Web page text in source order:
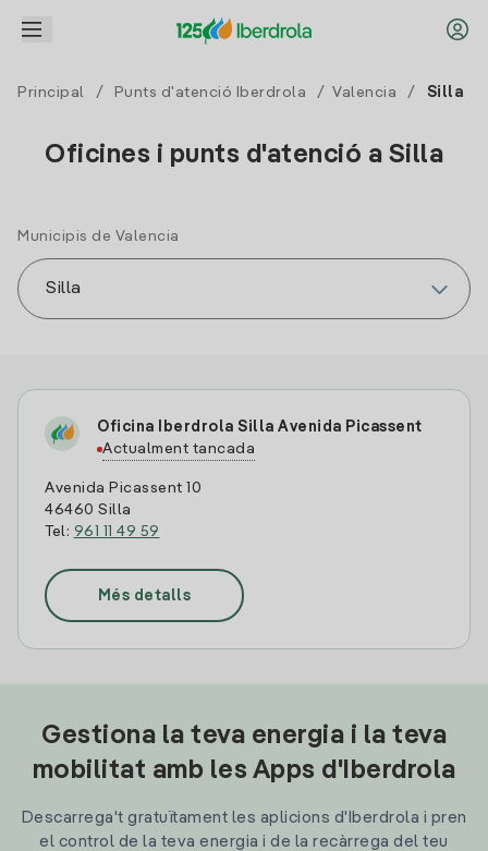
Principal / Punts d'atenció Iberdrola / Valencia / Silla
Oficines i punts d'atenció a Silla
Municipis de Valencia
Oficina Iberdrola Silla Avenida Picassent
Actualment tancada
Avenida Picassent 10
46460 Silla
Tel: 961 11 49 59
Més detalls
Gestiona la teva energia i la teva
mobilitat amb les Apps d'Iberdrola
Descarrega't gratuïtament les aplicions d'Iberdrola i pren
el control de la teva energia i de la recàrrega del teu